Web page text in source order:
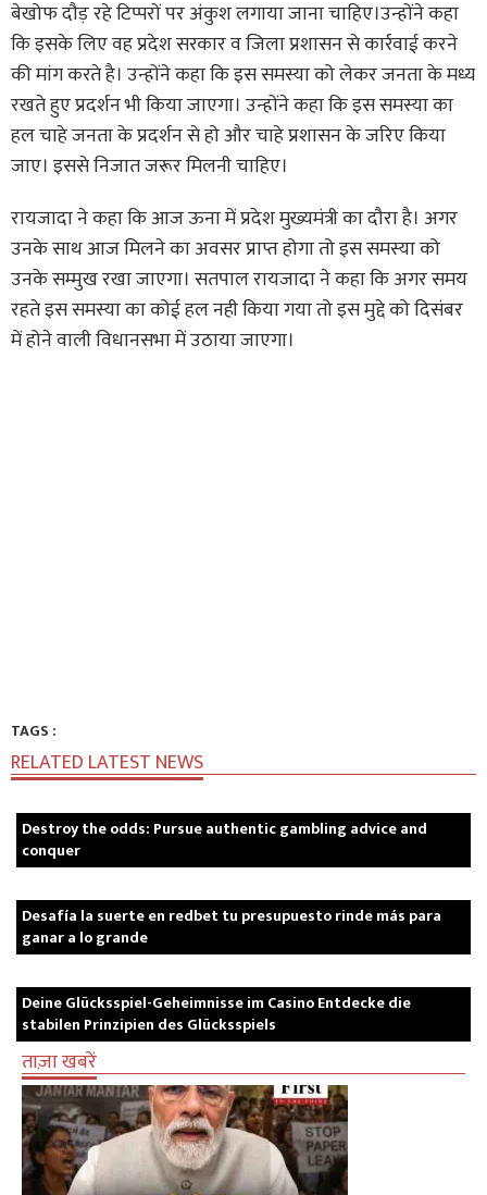
बेखोफ दौड़ रहे टिप्परों पर अंकुश लगाया जाना चाहिए।उन्होंने कहा
कि इसके लिए वह प्रदेश सरकार व जिला प्रशासन से कार्रवाई करने
की मांग करते है। उन्होंने कहा कि इस समस्या को लेकर जनता के मध्य
रखते हुए प्रदर्शन भी किया जाएगा। उन्होंने कहा कि इस समस्या का
हल चाहे जनता के प्रदर्शन से हो और चाहे प्रशासन के जरिए किया
जाए। इससे निजात जरूर मिलनी चाहिए।
रायजादा ने कहा कि आज ऊना में प्रदेश मुख्यमंत्री का दौरा है। अगर
उनके साथ आज मिलने का अवसर प्राप्त होगा तो इस समस्या को
उनके सम्मुख रखा जाएगा। सतपाल रायजादा ने कहा कि अगर समय
रहते इस समस्या का कोई हल नही किया गया तो इस मुद्दे को दिसंबर
में होने वाली विधानसभा में उठाया जाएगा।
TAGS :
RELATED LATEST NEWS
Destroy the odds: Pursue authentic gambling advice and
conquer
Desafía la suerte en redbet tu presupuesto rinde más para
ganar a lo grande
Deine Glücksspiel-Geheimnisse im Casino Entdecke die
stabilen Prinzipien des Glücksspiels
ताज़ा खबरें